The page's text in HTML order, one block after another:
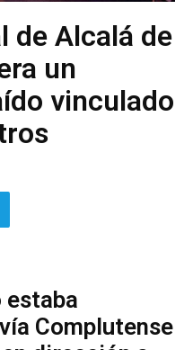
de Alcalá de
un
vinculado
estaba
Complutense